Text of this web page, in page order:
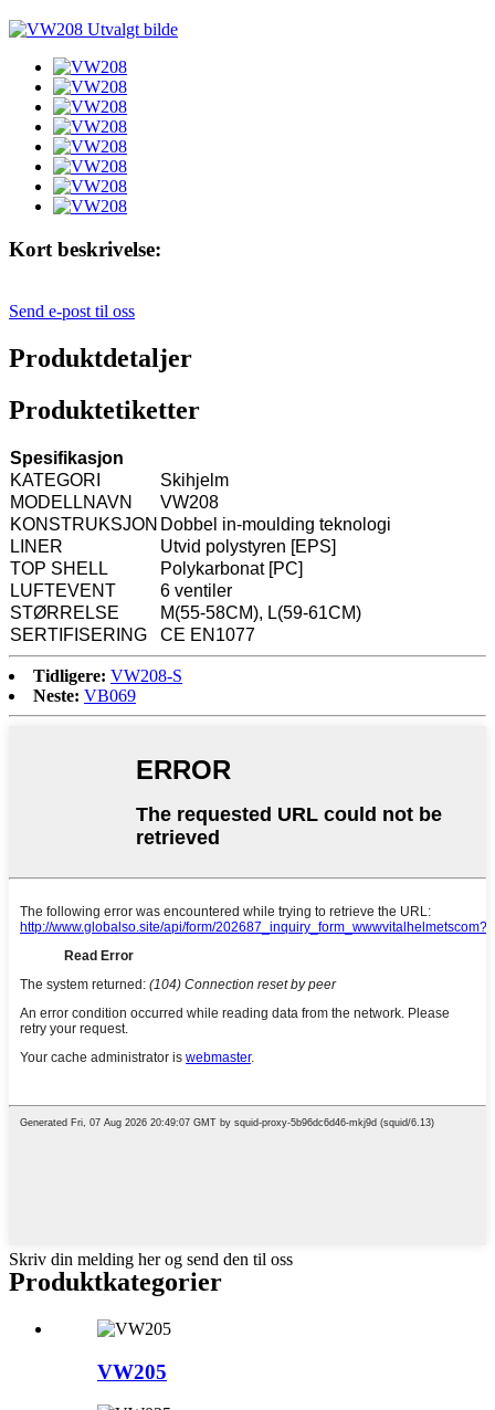
Kort beskrivelse:
Send e-post til oss
Produktdetaljer
Produktetiketter
Spesifikasjon
KATEGORI
Skihjelm
MODELLNAVN
VW208
KONSTRUKSJON Dobbel in-moulding teknologi
LINER
Utvid polystyren [EPS]
TOP SHELL
Polykarbonat [PC]
LUFTEVENT
6 ventiler
STØRRELSE
M(55-58CM), L(59-61CM)
SERTIFISERING
CE EN1077
Tidligere: VW208-S
Neste: VB069
Skriv din melding her og send den til oss
Produktkategorier
VW205